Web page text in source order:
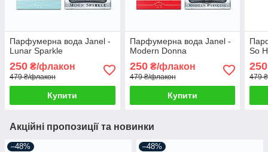
Парфумерна вода Janel -
Lunar Sparkle
250 ₴/флакон
479 ₴/флакон
Купити
Парфумерна вода Janel -
Modern Donna
250₴/флакон
479 ₴/флакон
Купити
So
250
479
Акційні пропозиції та новинки
–48% –48%